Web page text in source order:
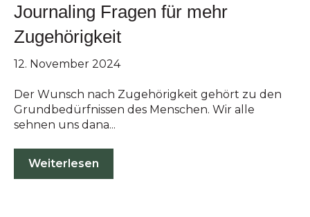
Journaling Fragen für mehr
Zugehörigkeit
12. November 2024
Der Wunsch nach Zugehörigkeit gehört zu den
Grundbedürfnissen des Menschen. Wir alle
sehnen uns dana...
Weiterlesen